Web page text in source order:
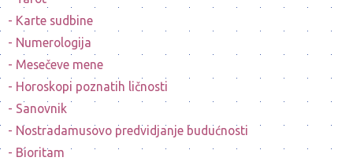
Karte sudbine
Numerologija
Mesečeve mene
Horoskopi poznatih ličnosti
Sanovnik
Nostradamusovo predvidjanje budućnosti
Bioritam